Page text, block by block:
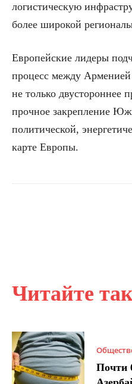
Читайте
Почти
логистическую
более широкой
Европейские лидеры
процесс между
не только двустороннее
прочное закрепление
политической,
карте Европы.